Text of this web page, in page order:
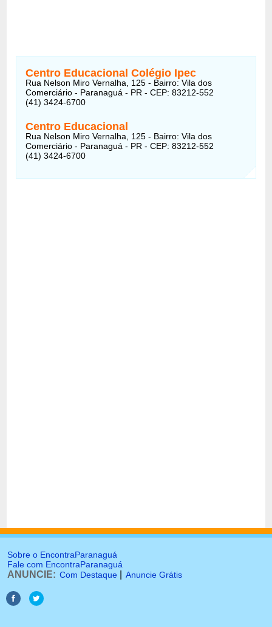
Centro Educacional Colégio Ipec
Rua Nelson Miro Vernalha, 125 - Bairro: Vila dos
Comerciário - Paranaguá - PR - CEP: 83212-552
(41) 3424-6700
Centro Educacional
Rua Nelson Miro Vernalha, 125 - Bairro: Vila dos
Comerciário - Paranaguá - PR - CEP: 83212-552
(41) 3424-6700
Sobre o EncontraParanaguá
Fale com EncontraParanaguá
ANUNCIE: Com Destaque Anuncie Grátis